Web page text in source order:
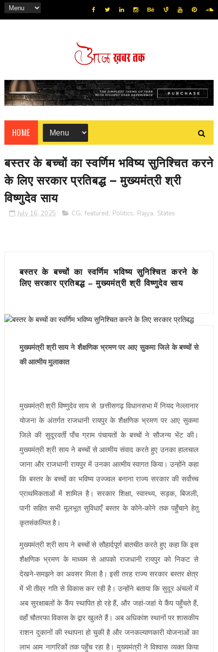
HOME
बस्तर के बच्चों का स्वर्णिम भविष्य सुनिश्चित करने
के लिए सरकार प्रतिबद्ध – मुख्यमंत्री श्री
विष्णुदेव साय
July 16, 2025 CG, featured, Politics, Rajya, States
बस्तर के बच्चों का स्वर्णिम भविष्य सुनिश्चित करने के
लिए सरकार प्रतिबद्ध – मुख्यमंत्री श्री विष्णुदेव साय
मुख्यमंत्री श्री साय ने शैक्षणिक भ्रमण पर आए सुकमा जिले के बच्चों से
की आत्मीय मुलाकात
मुख्यमंत्री श्री विष्णुदेव साय से छत्तीसगढ़ विधानसभा में नियद नेल्लानार
योजना के अंतर्गत राजधानी रायपुर के शैक्षणिक भ्रमण पर आए सुकमा
जिले की सुदूरवर्ती पाँच ग्राम पंचायतों के बच्चों ने सौजन्य भेंट की।
मुख्यमंत्री श्री साय ने बच्चों से आत्मीय संवाद करते हुए उनका हालचाल
जाना और राजधानी रायपुर में उनका आत्मीय स्वागत किया। उन्होंने कहा
कि बस्तर के बच्चों का भविष्य उज्ज्वल बनाना राज्य सरकार की सर्वोच्च
प्राथमिकताओं में शामिल है। सरकार शिक्षा, स्वास्थ्य, सड़क, बिजली,
पानी सहित सभी मूलभूत सुविधाएँ बस्तर के कोने-कोने तक पहुँचाने हेतु
कृतसंकल्पित है।
मुख्यमंत्री श्री साय ने बच्चों से सौहार्दपूर्ण बातचीत करते हुए कहा कि इस
शैक्षणिक भ्रमण के माध्यम से आपको राजधानी रायपुर को निकट से
देखने-समझने का अवसर मिला है। इसी तरह राज्य सरकार बस्तर क्षेत्र
में भी तीव्र गति से विकास कर रही है। उन्होंने बताया कि सुदूर अंचलों में
अब सुरक्षाबलों के कैंप स्थापित हो रहे हैं, और जहां-जहां ये कैंप पहुँचते हैं,
वहाँ चौतरफा विकास के द्वार खुलते हैं। अब अधिकांश स्थानों पर शासकीय
राशन दुकानों की स्थापना हो चुकी है और जनकल्याणकारी योजनाओं का
लाभ आम नागरिकों तक पहुँच रहा है। मुख्यमंत्री ने विश्वास व्यक्त किया